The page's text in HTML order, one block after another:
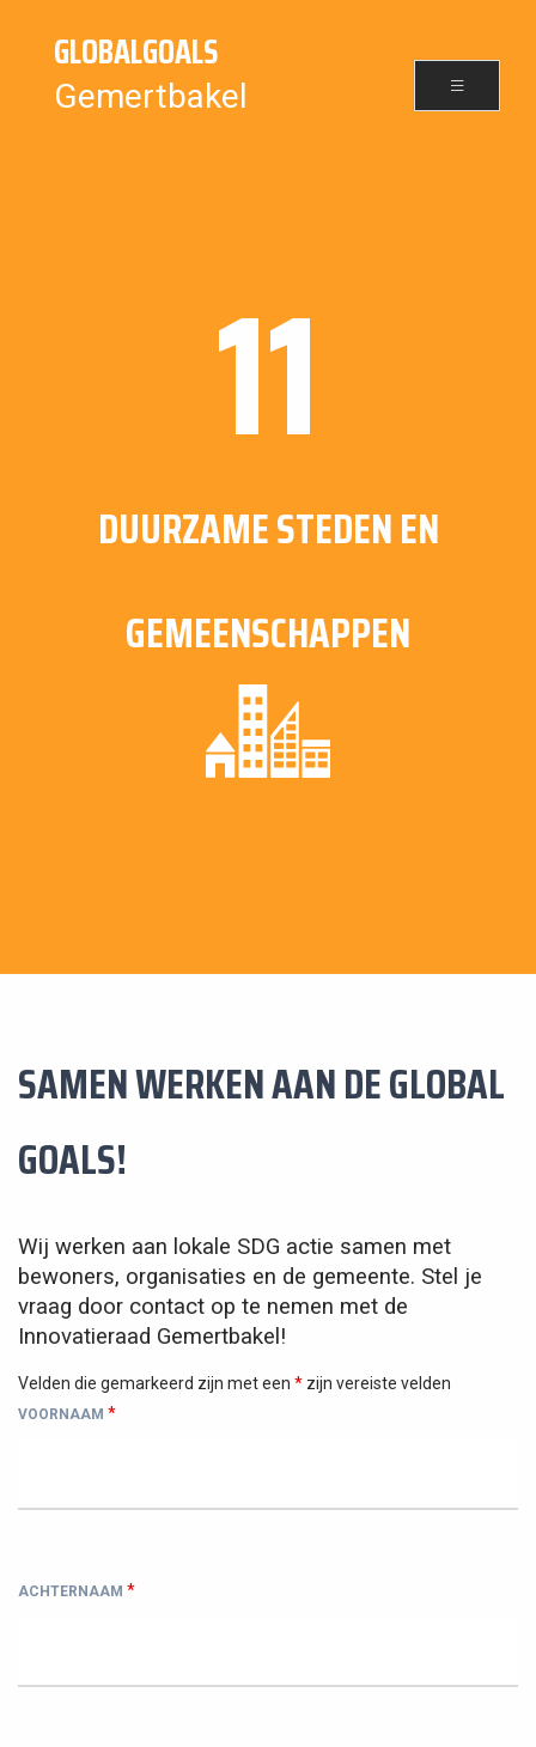
GLOBALGOALS
Gemertbakel
11
DUURZAME STEDEN EN
GEMEENSCHAPPEN
SAMEN WERKEN AAN DE GLOBAL
GOALS!
Wij werken aan lokale SDG actie samen met
bewoners, organisaties en de gemeente. Stel je
vraag door contact op te nemen met de
Innovatieraad Gemertbakel!
Velden die gemarkeerd zijn met een * zijn vereiste velden
VOORNAAM *
ACHTERNAAM *